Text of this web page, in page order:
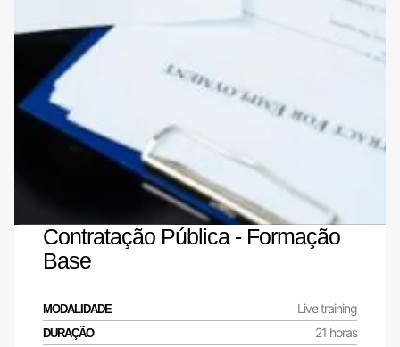
Contratação Pública - Formação
Base
MODALIDADE Live training
DURAÇÃO 21 horas